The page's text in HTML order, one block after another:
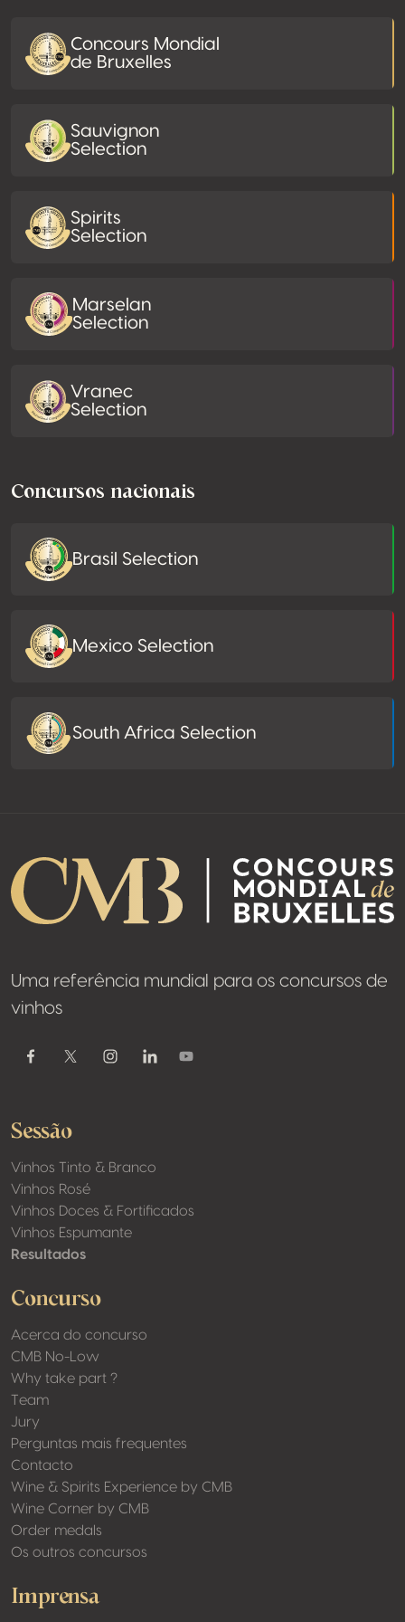
Concours Mondial
de Bruxelles
Sauvignon
Selection
Spirits
Selection
Marselan
Selection
Vranec
Selection
Concursos nacionais
Brasil Selection
Mexico Selection
South Africa Selection
Uma referência mundial para os concursos de
vinhos
FacebookTwitter / XInstagramLinkedinYoutube
Sessão
Vinhos Tinto & Branco
Vinhos Rosé
Vinhos Doces & Fortificados
Vinhos Espumante
Resultados
Concurso
Acerca do concurso
CMB No-Low
Why take part ?
Team
Jury
Perguntas mais frequentes
Contacto
Wine & Spirits Experience by CMB
Wine Corner by CMB
Order medals
Os outros concursos
Imprensa